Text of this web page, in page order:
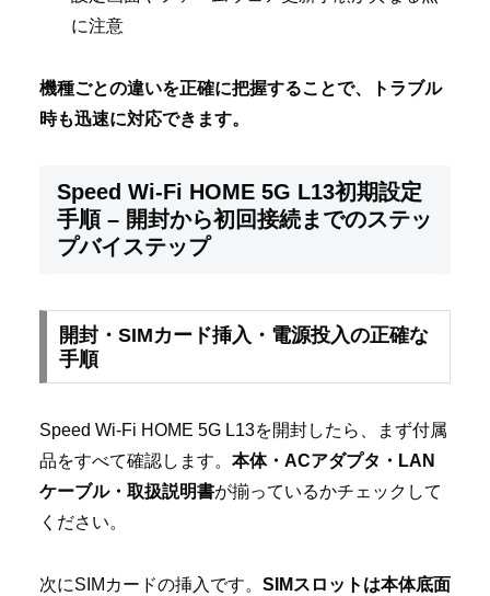
に注意
機種ごとの違いを正確に把握することで、トラブル
時も迅速に対応できます。
Speed Wi-Fi HOME 5G L13初期設定
手順 – 開封から初回接続までのステッ
プバイステップ
開封・SIMカード挿入・電源投入の正確な
手順
Speed Wi-Fi HOME 5G L13を開封したら、まず付属
品をすべて確認します。 本体・ACアダプタ・LAN
ケーブル・取扱説明書が揃っているかチェックして
ください。
次にSIMカードの挿入です。 SIMスロットは本体底面